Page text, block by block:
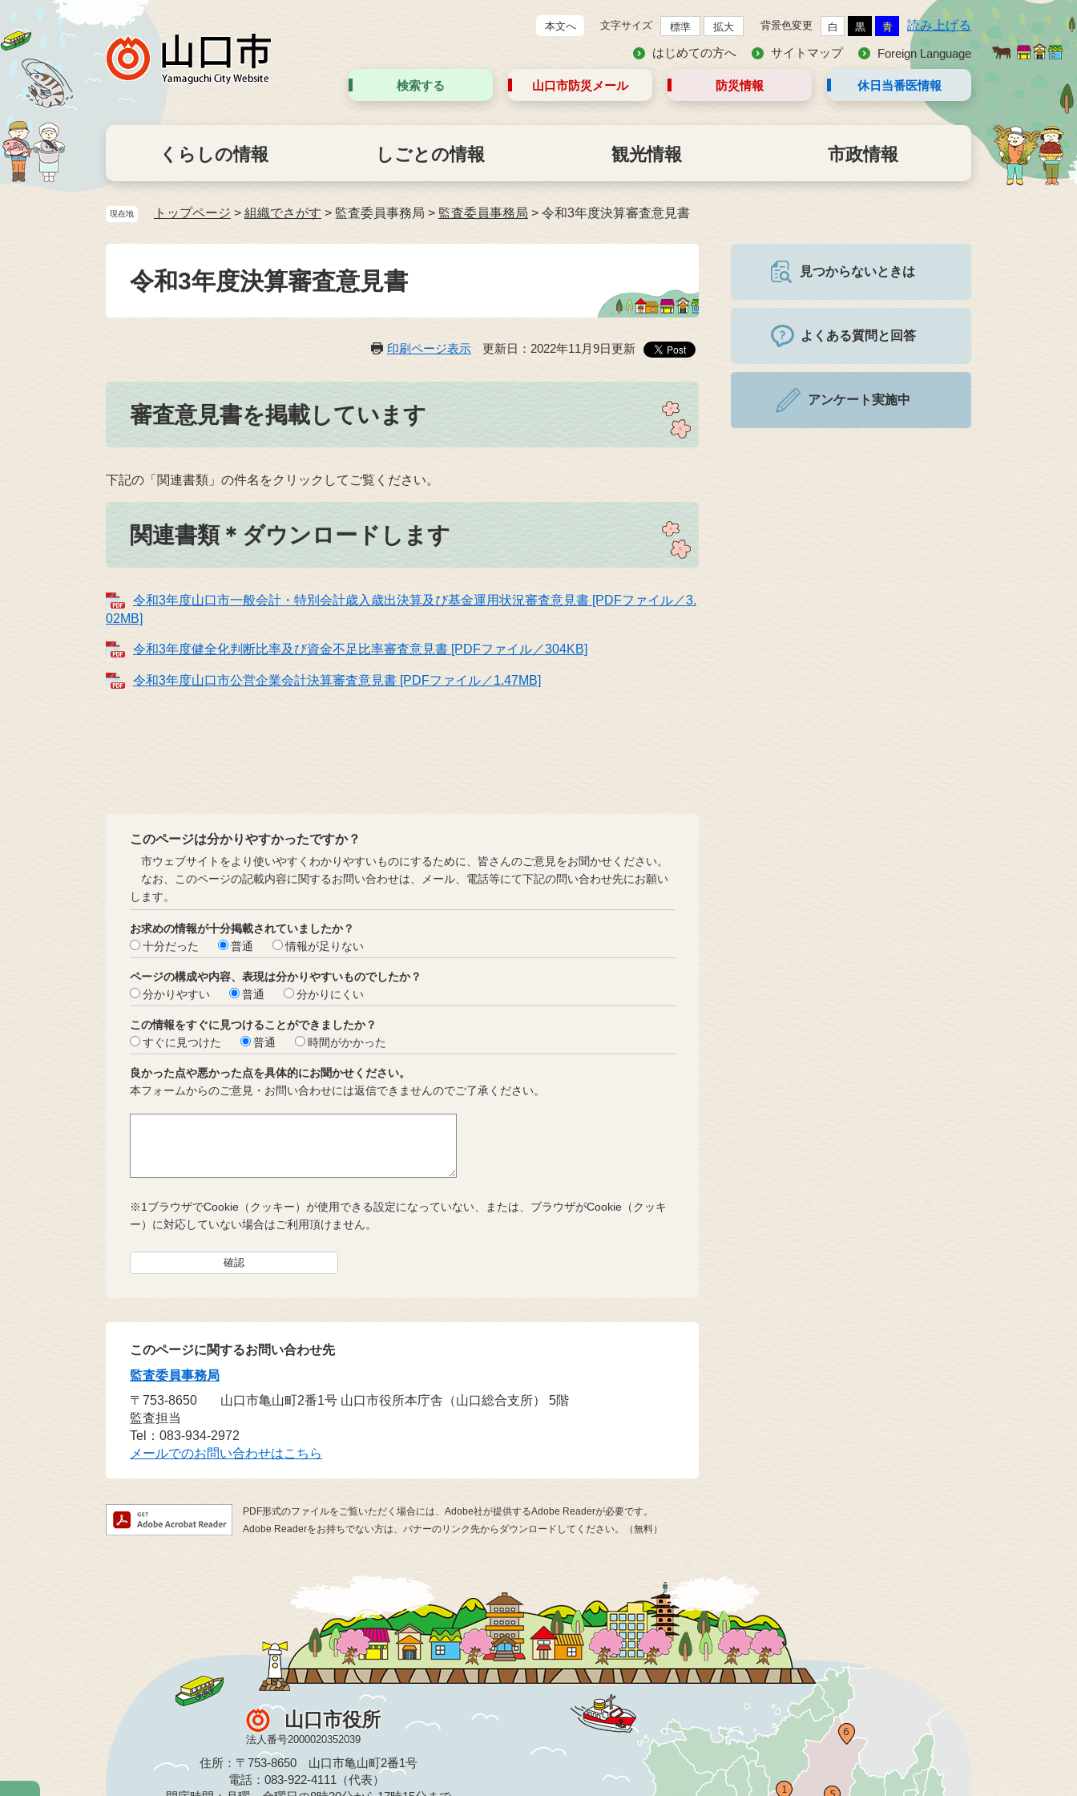
本文へ 文字サイズ 標準 拡大 背景色変更 白 黒 青 読み上げる
はじめての方へ サイトマップ Foreign Language
検索する 山口市防災 メール 防災情報 休日当番医情報
くらしの情報 しごとの情報 観光情報 市政情報
現在地 トップページ > 組織でさがす > 監査委員事務局 > 監査委員事務局 > 令和3年度決算審査意見書
令和3年度決算審査意見書
印刷ページ表示 更新日：2022年11月9日更新
審査意見書を掲載しています
下記の「関連書類」の件名をクリックしてご覧ください。
関連書類＊ダウンロードします
令和3年度山口市一般会計・特別会計歳入歳出決算及び基金運用状況審査意見書 [PDFファイル／3.
02MB]
令和3年度健全化判断比率及び資金不足比率審査意見書 [PDFファイル／304KB]
令和3年度山口市公営企業会計決算審査意見書 [PDFファイル／1.47MB]
このページは分かりやすかったですか？
市ウェブサイトをより使いやすくわかりやすいものにするために、皆さんのご意見をお聞かせください。
なお、このページの記載内容に関するお問い合わせは、メール、電話等にて下記の問い合わせ先にお願い
します。
お求めの情報が十分掲載されていましたか？
十分だった
普通 情報が足りない
ページの構成や内容、表現は分かりやすいものでしたか？
分かりやすい
普通 分かりにくい
この情報をすぐに見つけることができましたか？
すぐに見つけた
普通 時間がかかった
良かった点や悪かった点を具体的にお聞かせください。
本フォームからのご意見・お問い合わせには返信できませんのでご了承ください。
※1ブラウザでCookie（クッキー）が使用できる設定になっていない、または、ブラウザがCookie（クッキ
ー）に対応していない場合はご利用頂けません。
このページに関するお問い合わせ先
監査委員事務局
〒753-8650
山口市亀山町2番1号 山口市役所本庁舎（山口総合支所） 5階
監査担当
Tel：083-934-2972
メールでのお問い合わせはこちら
PDF形式のファイルをご覧いただく場合には、Adobe社が提供するAdobe Readerが必要です。
Adobe Readerをお持ちでない方は、バナーのリンク先からダウンロードしてください。（無料）
見つからないときは
よくある質問と回答
アンケート実施中
山口市役所
法人番号2000020352039
住所：〒753-8650 山口市亀山町2番1号
電話：083-922-4111（代表）